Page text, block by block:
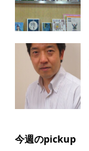
今週のpickup